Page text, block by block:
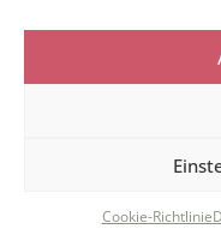
Cookie-Richtlinie